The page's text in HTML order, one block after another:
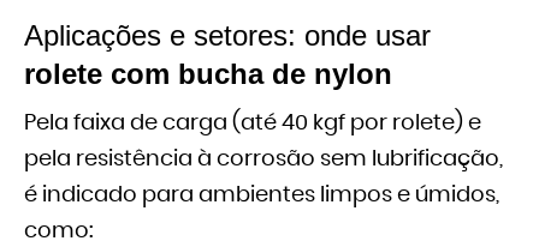
Aplicações e setores: onde usar
rolete com bucha de nylon
Pela faixa de carga (até 40 kgf por rolete) e
pela resistência à corrosão sem lubrificação,
é indicado para ambientes limpos e úmidos,
como: